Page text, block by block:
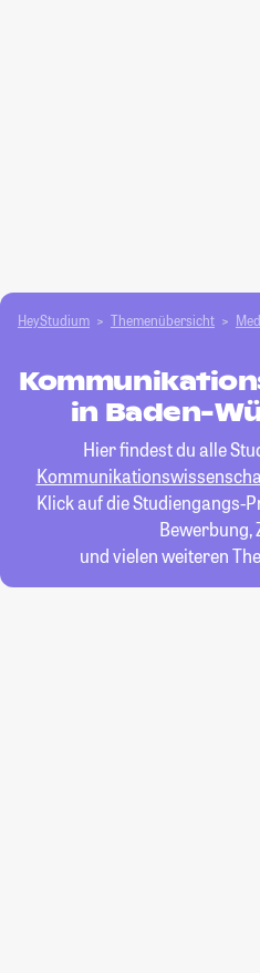
HeyStudium Themenübersicht
in Baden-
Hier findest du alle
Klick auf die Studiengangs-
Bewerbung,
und vielen weiteren